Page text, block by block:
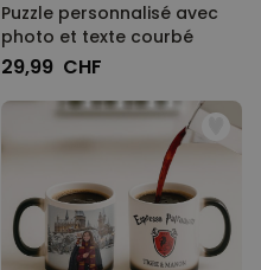
Puzzle personnalisé avec
photo et texte courbé
29,99 CHF